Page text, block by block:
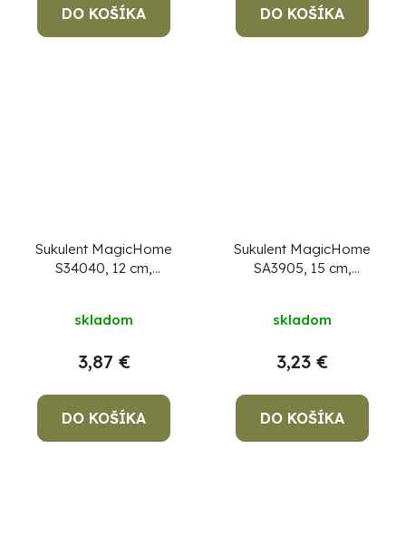
DO KOŠÍKA DO KOŠÍKA
Sukulent MagicHome
S34040, 12 cm,
skladom
3,87 €
DO KOŠÍKA
Sukulent MagicHome
SA3905, 15 cm,
skladom
3,23 €
DO KOŠÍKA